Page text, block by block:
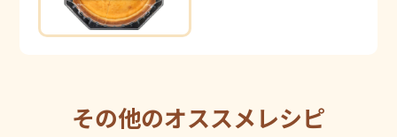
その他のオススメレシピ